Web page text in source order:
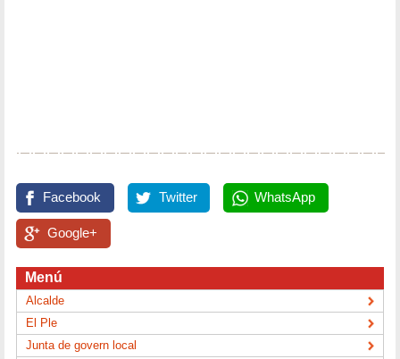
Facebook Twitter WhatsApp
Google+
Menú
Alcalde
El Ple
Junta de govern local